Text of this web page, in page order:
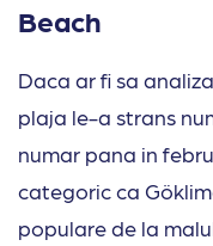
Beach
Daca ar fi sa
plaja le-a strans
numar pana in
categoric ca
populare de la